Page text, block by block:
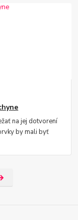
na jej dotvorení
by mali byť